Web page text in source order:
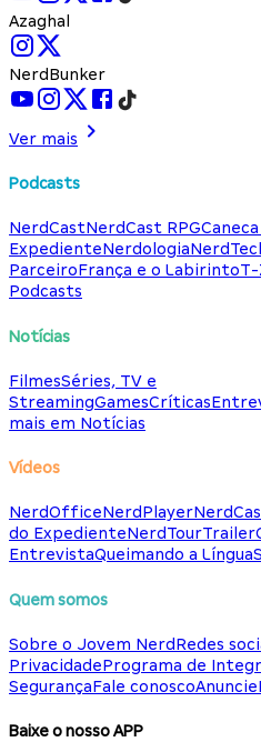
Azaghal
NerdBunker
Ver mais
Podcasts
NerdCastNerdCast RPG
ExpedienteNerdologia
ParceiroFrança e o Labirinto
Podcasts
Notícias
FilmesSéries, TV e
StreamingGamesCríticas
mais em Notícias
Vídeos
NerdOfficeNerdPlayer
do ExpedienteNerdTour
EntrevistaQueimando a Língua
Quem somos
Sobre o Jovem NerdRedes
PrivacidadePrograma de
SegurançaFale conoscoAnuncie
Baixe o nosso APP